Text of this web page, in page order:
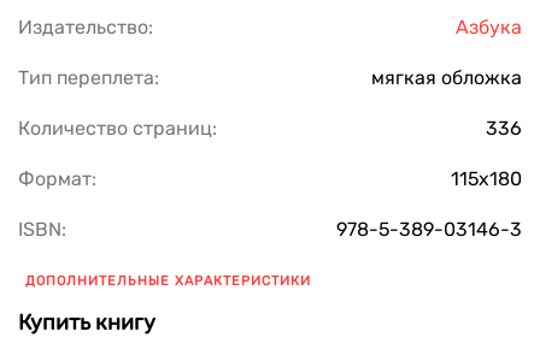
Издательство: Азбука
Тип переплета: мягкая обложка
Количество страниц: 336
Формат: 115х180
ISBN: 978-5-389-03146-3
ДОПОЛНИТЕЛЬНЫЕ ХАРАКТЕРИСТИКИ
Купить книгу